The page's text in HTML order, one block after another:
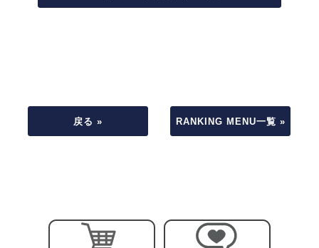
戻る » RANKING MENU一覧 »